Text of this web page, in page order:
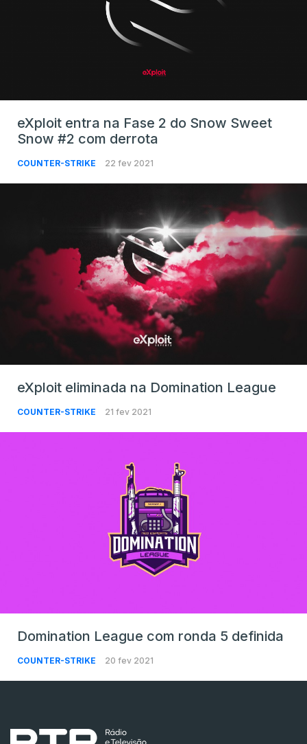
eXploit entra na Fase 2 do Snow Sweet
Snow #2 com derrota
COUNTER-STRIKE 22 fev 2021
eXploit eliminada na Domination League
COUNTER-STRIKE 21 fev 2021
Domination League com ronda 5 definida
COUNTER-STRIKE 20 fev 2021